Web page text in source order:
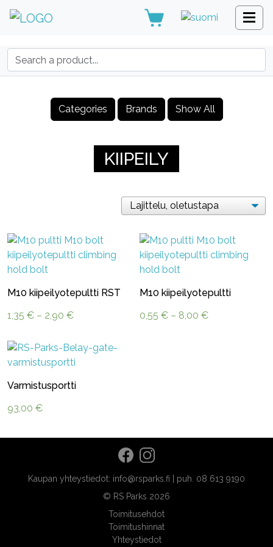
Search:
Categories Brands Show All
KIIPEILY
M10 kiipeilyotepultti RST
1,35 € – 2,90 €Hintaluokka:
-
2,90 €
M10 kiipeilyotepultti
0,55 € – 8,00 €Hintaluokka:
Varmistusportti
93,00 €
Kaupan yhteystiedot: info@rsparks.fi | puh. 08 613 9190
© RS Parks 2026
Toimitusehdot
Toimitushinnat
Yhteystiedot